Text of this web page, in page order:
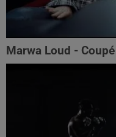
Marwa Loud -